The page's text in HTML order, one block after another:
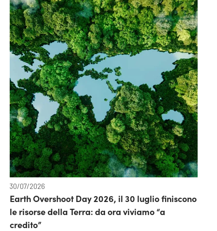
30/07/2026
Earth Overshoot Day 2026, il 30 luglio finiscono
le risorse della Terra: da ora viviamo “a
credito”